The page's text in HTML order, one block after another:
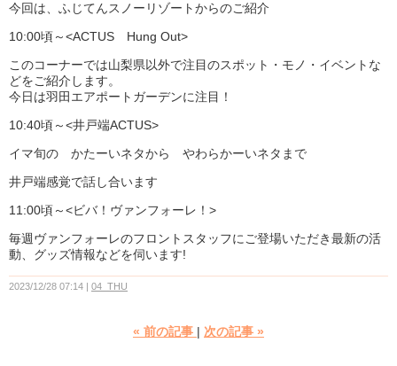
今回は、ふじてんスノーリゾートからのご紹介
10:00頃～<ACTUS Hung Out>
このコーナーでは山梨県以外で注目のスポット・モノ・イベントな
どをご紹介します。
今日は羽田エアポートガーデンに注目！
10:40頃～<井戸端ACTUS>
イマ旬の かたーいネタから やわらかーいネタまで
井戸端感覚で話し合います
11:00頃～<ビバ！ヴァンフォーレ！>
毎週ヴァンフォーレのフロントスタッフにご登場いただき最新の活
動、グッズ情報などを伺います!
2023/12/28 07:14 04_THU
« 前の記事 次の記事 »